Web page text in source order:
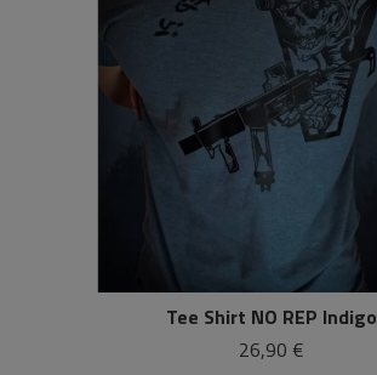
Tee Shirt NO REP Indigo
26,90 €